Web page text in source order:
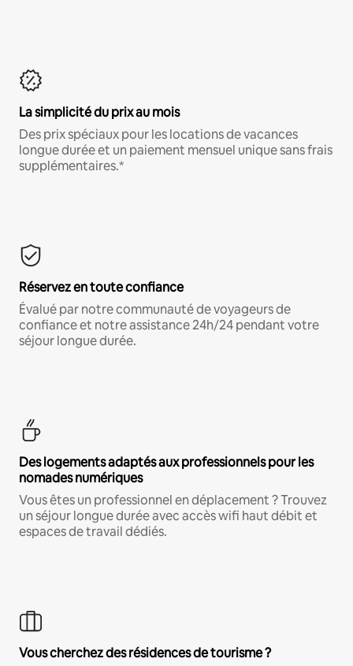
La simplicité du prix au mois
Des prix spéciaux pour les locations de vacances
longue durée et un paiement mensuel unique sans frais
supplémentaires.*
Réservez en toute confiance
Évalué par notre communauté de voyageurs de
confiance et notre assistance 24h/24 pendant votre
séjour longue durée.
Des logements adaptés aux professionnels pour les
nomades numériques
Vous êtes un professionnel en déplacement ? Trouvez
un séjour longue durée avec accès wifi haut débit et
espaces de travail dédiés.
Vous cherchez des résidences de tourisme ?